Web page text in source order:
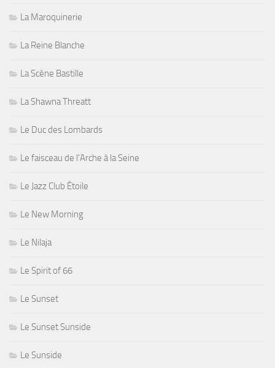
La Maroquinerie
La Reine Blanche
La Scène Bastille
La Shawna Threatt
Le Duc des Lombards
Le faisceau de l'Arche à la Seine
Le Jazz Club Étoile
Le New Morning
Le Nilaja
Le Spirit of 66
Le Sunset
Le Sunset Sunside
Le Sunside